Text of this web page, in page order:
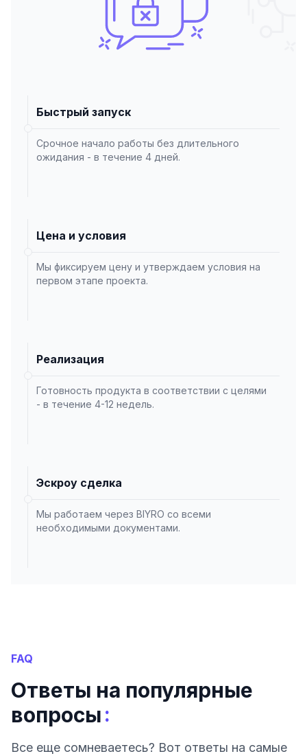
Быстрый запуск
Срочное начало работы без длительного
ожидания - в течение 4 дней.
Цена и условия
Мы фиксируем цену и утверждаем условия на
первом этапе проекта.
Реализация
Готовность продукта в соответствии с целями
- в течение 4-12 недель.
Эскроу сделка
Мы работаем через BIYRO со всеми
необходимыми документами.
FAQ
Ответы на популярные
вопросы:
Все еще сомневаетесь? Вот ответы на самые